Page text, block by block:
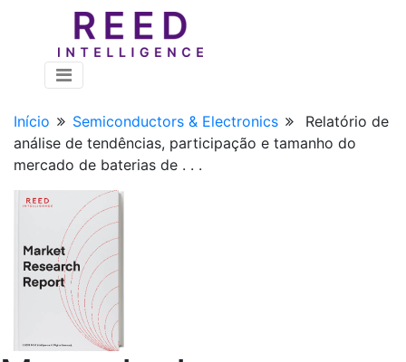
Início Semiconductors & Electronics
Relatório de
análise de tendências, participação e tamanho do
mercado de baterias de . . .